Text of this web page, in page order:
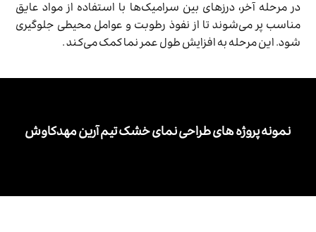
در مرحله آخر، درزهای بین سرامیک‌ها با استفاده از مواد عایق
مناسب پر می‌شوند تا از نفوذ رطوبت و عوامل محیطی جلوگیری
شود. این مرحله به افزایش طول عمر نما کمک می‌کند .
نمونه پروژه های طراحی نمای خشک تیم آرین مهدکاوش